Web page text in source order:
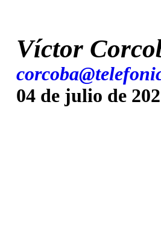
Víctor
04 de julio de